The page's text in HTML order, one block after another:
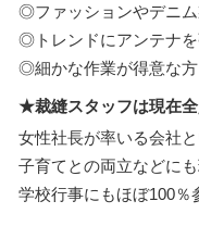
◎ファッションやデニ
◎トレンドにアンテナ
◎細かな作業が得意な方
★裁縫スタッフは現在全
女性社長が率いる会社と
子育てとの両立などに
学校行事にもほぼ100％